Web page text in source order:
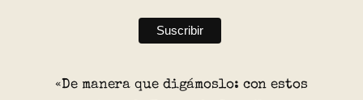
«De manera que digámoslo: con estos